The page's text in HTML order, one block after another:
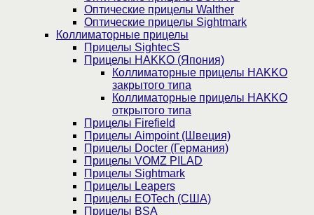
Оптические прицелы Walther
Оптические прицелы Sightmark
Коллиматорные прицелы
Прицелы SightecS
Прицелы HAKKO (Япония)
Коллиматорные прицелы HAKKO
закрытого типа
Коллиматорные прицелы HAKKO
открытого типа
Прицелы Firefield
Прицелы Aimpoint (Швеция)
Прицелы Docter (Германия)
Прицелы VOMZ PILAD
Прицелы Sightmark
Прицелы Leapers
Прицелы EOTech (США)
Прицелы BSA